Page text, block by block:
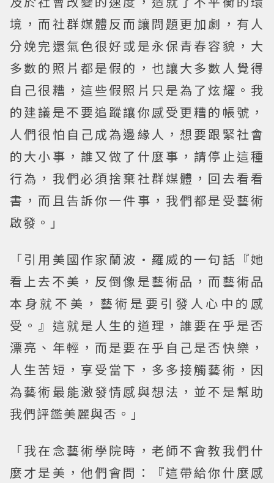
境，而社群媒體反而讓問題更加劇，有人
分娩完還氣色很好或是永保青春容貌，大
多數的照片都是假的，也讓大多數人覺得
自己很糟，這些假照片只是為了炫耀。我
的建議是不要追蹤讓你感受更糟的帳號，
人們很怕自己成為邊緣人，想要跟緊社會
的大小事，誰又做了什麼事，請停止這種
行為，我們必須捨棄社群媒體，回去看看
書，而且告訴你一件事，我們都是受藝術
啟發。」
「引用美國作家蘭波·羅威的一句話『她
看上去不美，反倒像是藝術品，而藝術品
本身就不美，藝術是要引發人心中的感
受。』這就是人生的道理，誰要在乎是否
漂亮、年輕，而是要在乎自己是否快樂，
人生苦短，享受當下，多多接觸藝術，因
為藝術最能激發情感與想法，並不是幫助
我們評鑑美麗與否。」
「我在念藝術學院時，老師不會教我們什
麼才是美，他們會問：『這帶給你什麼感